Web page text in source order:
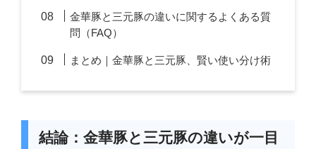
金華豚と三元豚の違いに関するよくある質
問（FAQ）
まとめ｜金華豚と三元豚、賢い使い分け術
結論：金華豚と三元豚の違いが一目